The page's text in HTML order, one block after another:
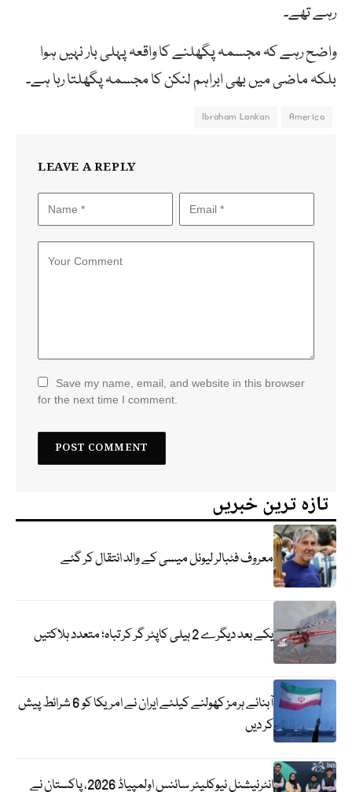
رہے تھے۔
واضح رہے کہ مجسمہ پگھلنے کا واقعہ پہلی بار نہیں ہوا
بلکہ ماضی میں بھی ابراہم لنکن کا مجسمہ پگھلتا رہا ہے۔
America
Ibraham Lankan
LEAVE A REPLY
Save my name, email, and website in this browser
for the next time I comment.
تازہ ترین خبریں
معروف فٹبالر لیونل میسی کے والد انتقال کر گئے
یکے بعد دیگرے 2 ہیلی کاپٹر گر کر تباہ؛ متعدد ہلاکتیں
آبنائے ہرمز کھولنے کیلئے ایران نے امریکا کو 6 شرائط پیش
کر دیں
انٹرنیشنل نیوکلیئر سائنس اولمپیاڈ 2026، پاکستان نے